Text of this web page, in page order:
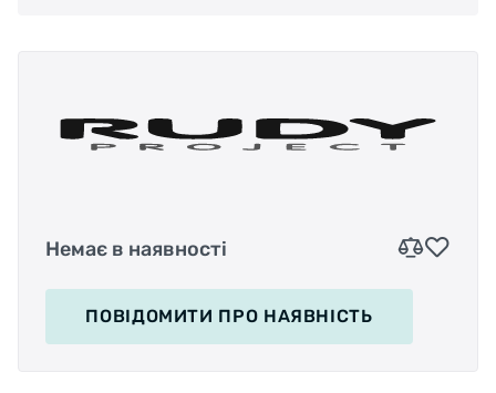
Немає в наявності
ПОВІДОМИТИ ПРО НАЯВНІСТЬ